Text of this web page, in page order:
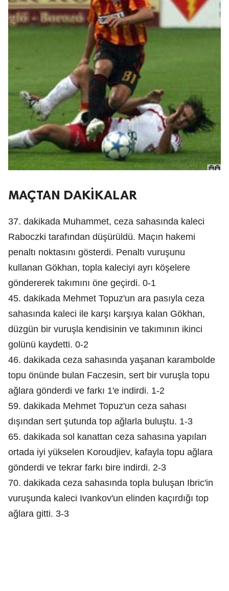
MAÇTAN DAKİKALAR
37. dakikada Muhammet, ceza sahasında kaleci
Raboczki tarafından düşürüldü. Maçın hakemi
penaltı noktasını gösterdi. Penaltı vuruşunu
kullanan Gökhan, topla kaleciyi ayrı köşelere
göndererek takımını öne geçirdi. 0-1
45. dakikada Mehmet Topuz'un ara pasıyla ceza
sahasında kaleci ile karşı karşıya kalan Gökhan,
düzgün bir vuruşla kendisinin ve takımının ikinci
golünü kaydetti. 0-2
46. dakikada ceza sahasında yaşanan karambolde
topu önünde bulan Faczesin, sert bir vuruşla topu
ağlara gönderdi ve farkı 1'e indirdi. 1-2
59. dakikada Mehmet Topuz'un ceza sahası
dışından sert şutunda top ağlarla buluştu. 1-3
65. dakikada sol kanattan ceza sahasına yapılan
ortada iyi yükselen Koroudjiev, kafayla topu ağlara
gönderdi ve tekrar farkı bire indirdi. 2-3
70. dakikada ceza sahasında topla buluşan Ibric'in
vuruşunda kaleci Ivankov'un elinden kaçırdığı top
ağlara gitti. 3-3